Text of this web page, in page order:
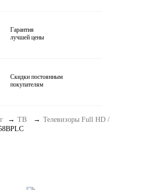
Fi
Гарантия
лучшей цены
Скидки постоянным
покупателям
ТВ
Телевизоры Full HD /